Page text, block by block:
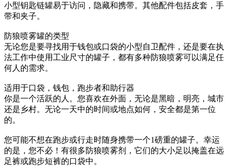
小型钥匙链罐易于访问，隐藏和携带。其他配件包括皮套，手
带和夹子。
防狼喷雾罐的类型
无论您是要寻找用于钱包或口袋的小型自卫配件，还是要在执
法工作中使用工业尺寸的罐子，都有多种防狼喷雾可以满足任
何人的需求。
适用于口袋，钱包，跑步者和助行器
你是一个活跃的人。您喜欢在外面，无论是黑暗，明亮，城市
还是乡村。无论一天中的时间或地点如何，安全都是第一位
的。
您可能不想在跑步或行走时随身携带一个1磅重的罐子。幸运
的是，您不必！有很多防狼喷雾剂，它们的大小足以掩盖在远
足裤或跑步短裤的口袋中。